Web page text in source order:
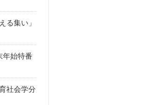
る集い」
年始特番
社会学分